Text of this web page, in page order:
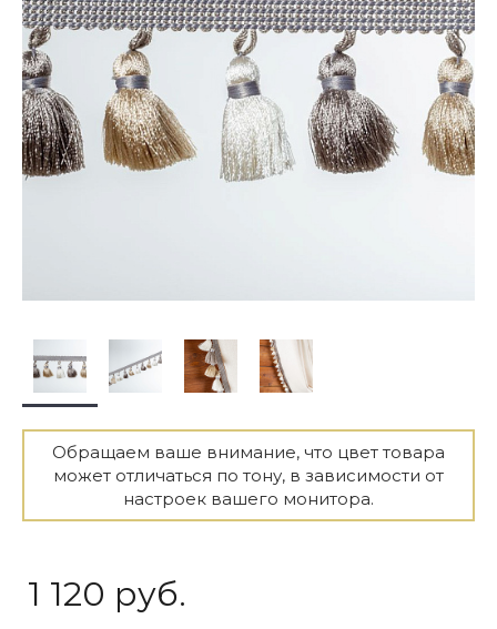
Обращаем ваше внимание, что цвет товара
может отличаться по тону, в зависимости от
настроек вашего монитора.
1 120 руб.